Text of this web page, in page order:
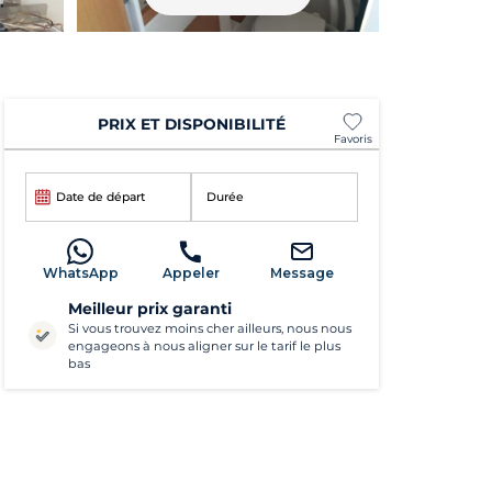
PRIX ET DISPONIBILITÉ
Favoris
Date de départ Durée
WhatsApp Appeler Message
Meilleur prix garanti
Si vous trouvez moins cher ailleurs, nous nous
engageons à nous aligner sur le tarif le plus
bas